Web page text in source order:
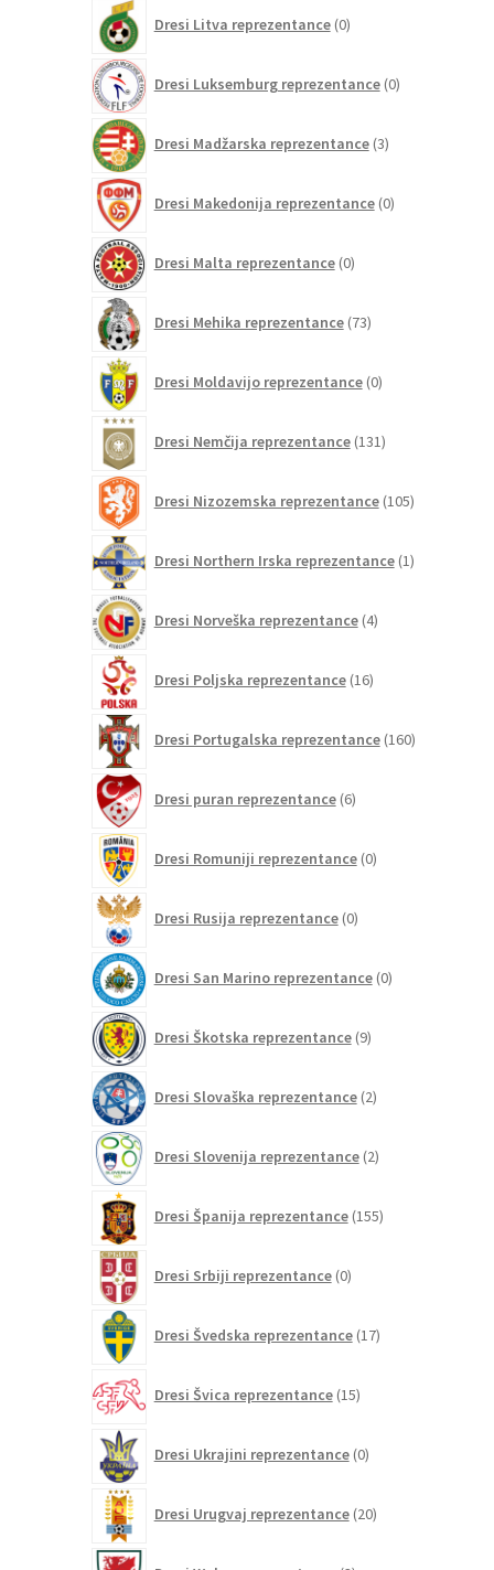
Dresi Litva reprezentance 0izdelkov
Dresi Luksemburg reprezentance 0izdelkov
Dresi Madžarska reprezentance 3izdelki
Dresi Makedonija reprezentance 0izdelkov
Dresi Malta reprezentance 0izdelkov
Dresi Mehika reprezentance 73izdelkov
Dresi Moldavijo reprezentance 0izdelkov
Dresi Nemčija reprezentance 131izdelkov
Dresi Nizozemska reprezentance 105izdelkov
Dresi Northern Irska reprezentance 1izdelek
Dresi Norveška reprezentance 4izdelki
Dresi Poljska reprezentance 16izdelkov
Dresi Portugalska reprezentance 160izdelkov
Dresi puran reprezentance 6izdelkov
Dresi Romuniji reprezentance 0izdelkov
Dresi Rusija reprezentance 0izdelkov
Dresi San Marino reprezentance 0izdelkov
Dresi Škotska reprezentance 9izdelkov
Dresi Slovaška reprezentance 2izdelka
Dresi Slovenija reprezentance 2izdelka
Dresi Španija reprezentance 155izdelkov
Dresi Srbiji reprezentance 0izdelkov
Dresi Švedska reprezentance 17izdelkov
Dresi Švica reprezentance 15izdelkov
Dresi Ukrajini reprezentance 0izdelkov
Dresi Urugvaj reprezentance 20izdelkov